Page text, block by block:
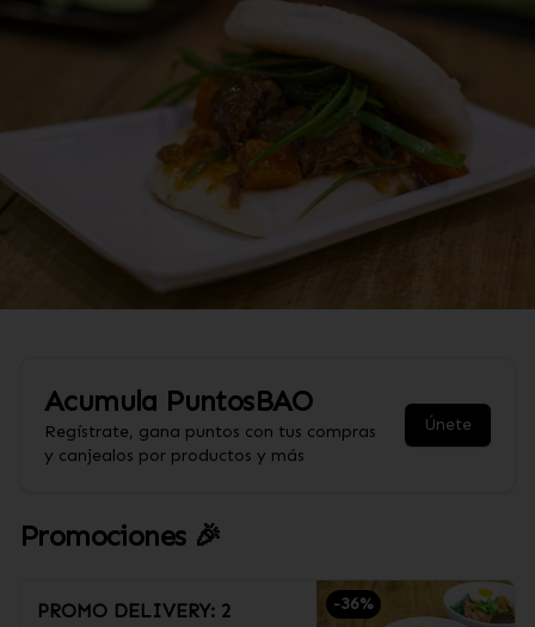
Acumula PuntosBAO
Regístrate, gana puntos con tus compras
y canjealos por productos y más
Únete
Promociones 🎉
-36%
PROMO DELIVERY: 2